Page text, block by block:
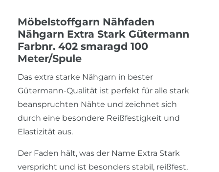
Möbelstoffgarn Nähfaden
Nähgarn Extra Stark Gütermann
Farbnr. 402 smaragd 100
Meter/Spule
Das extra starke Nähgarn in bester
Gütermann-Qualität ist perfekt für alle stark
beanspruchten Nähte und zeichnet sich
durch eine besondere Reißfestigkeit und
Elastizität aus.
Der Faden hält, was der Name Extra Stark
verspricht und ist besonders stabil, reißfest,